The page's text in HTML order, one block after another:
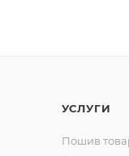
УСЛУГИ
Пошив